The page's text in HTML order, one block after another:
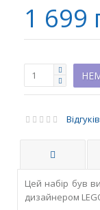
1 699
Цей набір був
дизайнером